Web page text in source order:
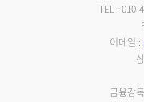
TEL : 010-
이메일 :
금융감